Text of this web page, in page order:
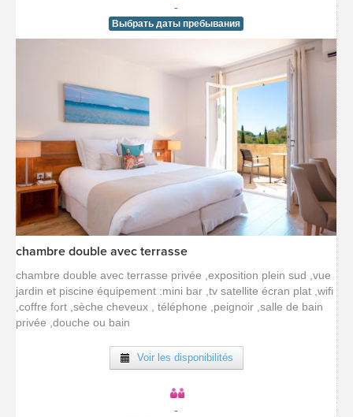
-
Выбрать даты пребывания
[voir la fiche détail]
chambre double avec terrasse
chambre double avec terrasse privée ,exposition plein sud ,vue
jardin et piscine équipement :mini bar ,tv satellite écran plat ,wifi
,coffre fort ,sèche cheveux , téléphone ,peignoir ,salle de bain
privée ,douche ou bain
Voir les disponibilités
-